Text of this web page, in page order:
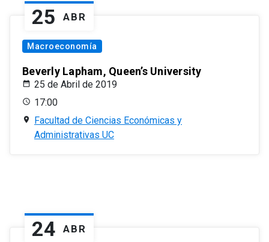
25 ABR
Macroeconomía
Beverly Lapham, Queen’s University
25 de Abril de 2019
17:00
Facultad de Ciencias Económicas y
Administrativas UC
24 ABR